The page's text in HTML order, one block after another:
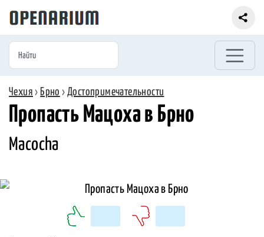
Чехия › Брно ›Достопримечательности
Пропасть Мацоха в Брно
Macocha